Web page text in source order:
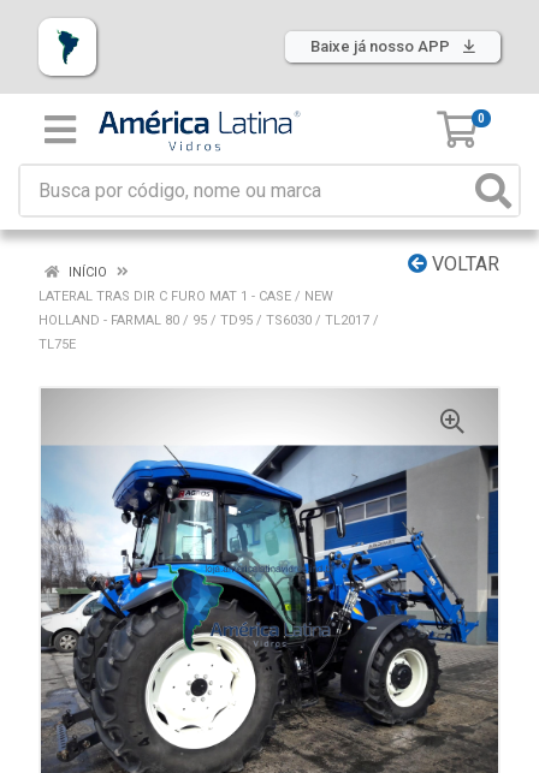
Baixe já nosso APP
0
VOLTAR
INÍCIO
LATERAL TRAS DIR C FURO MAT 1 - CASE / NEW
HOLLAND - FARMAL 80 / 95 / TD95 / TS6030 / TL2017 /
TL75E